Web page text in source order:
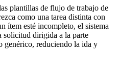
plantillas de flujo de trabajo de
como una tarea distinta con
ítem esté incompleto, el sistema
solicitud dirigida a la parte
genérico, reduciendo la ida y